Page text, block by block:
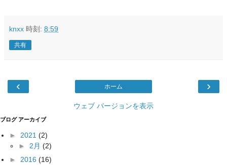
knxx 時刻: 8:59
共有
‹ ›
ホーム
ウェブ バージョンを表示
ブログ アーカイブ
► 2021 (2)
► 2月 (2)
► 2016 (16)